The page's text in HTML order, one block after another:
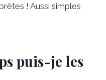
! Aussi simples
puis-je les